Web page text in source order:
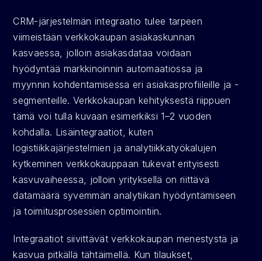
CRM-järjestelmän integraatio tulee tarpeen
viimeistään verkkokaupan asiakaskunnan
kasvaessa, jolloin asiakasdataa voidaan
hyödyntää markkinoinnin automaatiossa ja
myynnin kohdentamisessa eri asiakasprofiileille ja -
segmenteille. Verkkokaupan kehityksestä riippuen
tämä voi tulla kuvaan esimerkiksi 1–2 vuoden
kohdalla. Lisäintegraatiot, kuten
logistiikkajärjestelmien ja analytiikkatyökalujen
kytkeminen verkkokauppaan tukevat erityisesti
kasvuvaiheessa, jolloin yrityksellä on riittävä
datamäärä syvemmän analytiikan hyödyntämiseen
ja toimitusprosessien optimointiin.
Integraatiot siivittävät verkkokaupan menestystä ja
kasvua pitkällä tähtäimellä. Kun tilaukset,